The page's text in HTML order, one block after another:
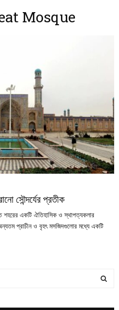
Mosque
সৌন্দর্যের প্রতীক
শহরের একটি ঐতিহাসিক ও স্থাপত্যকলার
প্রাচীন ও বৃহৎ মসজিদগুলোর মধ্যে একটি